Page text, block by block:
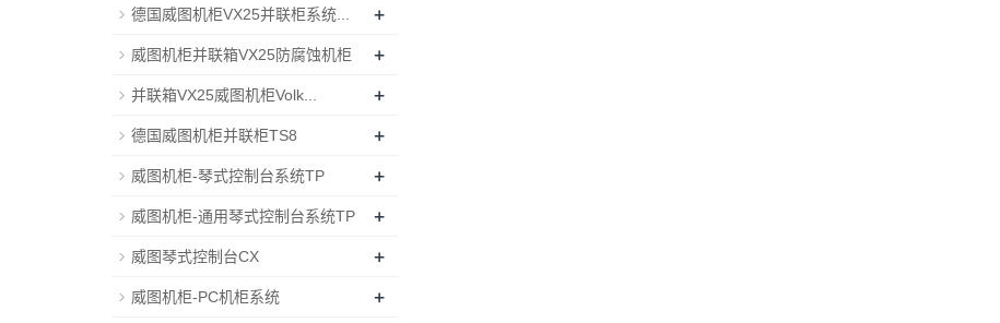
德国威图机柜VX25并联柜系统... +
威图机柜并联箱VX25防腐蚀机柜 +
并联箱VX25威图机柜Volk... +
德国威图机柜并联柜TS8 +
威图机柜-琴式控制台系统TP +
威图机柜-通用琴式控制台系统TP +
威图琴式控制台CX +
威图机柜-PC机柜系统 +